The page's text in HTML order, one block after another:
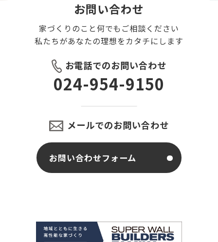
お問い合わせ
家づくりのこと何でもご相談ください
私たちがあなたの理想をカタチにします
お電話でのお問い合わせ
024-954-9150
メールでのお問い合わせ
お問い合わせフォーム